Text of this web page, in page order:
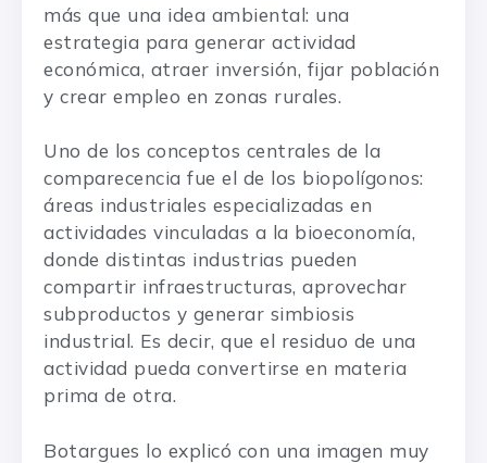
más que una idea ambiental: una
estrategia para generar actividad
económica, atraer inversión, fijar población
y crear empleo en zonas rurales.
Uno de los conceptos centrales de la
comparecencia fue el de los biopolígonos:
áreas industriales especializadas en
actividades vinculadas a la bioeconomía,
donde distintas industrias pueden
compartir infraestructuras, aprovechar
subproductos y generar simbiosis
industrial. Es decir, que el residuo de una
actividad pueda convertirse en materia
prima de otra.
Botargues lo explicó con una imagen muy